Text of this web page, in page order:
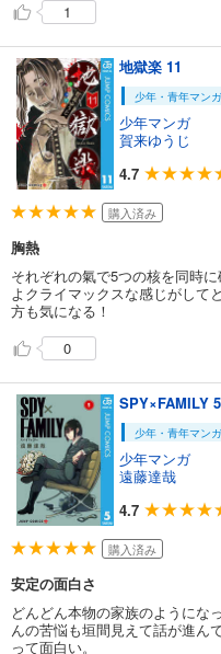
1
地獄楽 11
少年・青年マンガ
少年マンガ
賀来ゆうじ
4.7
購入済み
胸熱
それぞれの氣で5つの核を同時
よクライマックスな感じがして
方も気になる！
0
SPY×FAMILY 5
少年・青年マンガ
少年マンガ
遠藤達哉
4.7
購入済み
安定の面白さ
どんどん本物の家族のようにな
んの苦悩も垣間見えて話が進ん
って面白い。